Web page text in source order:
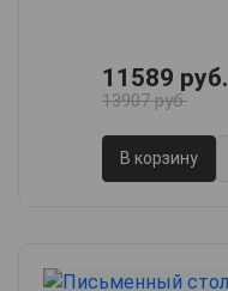
11589 руб.
13907 руб.
В корзину